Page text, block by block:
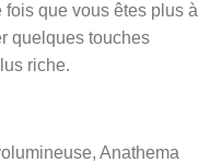
que vous êtes plus à
quelques touches
riche.
Anathema